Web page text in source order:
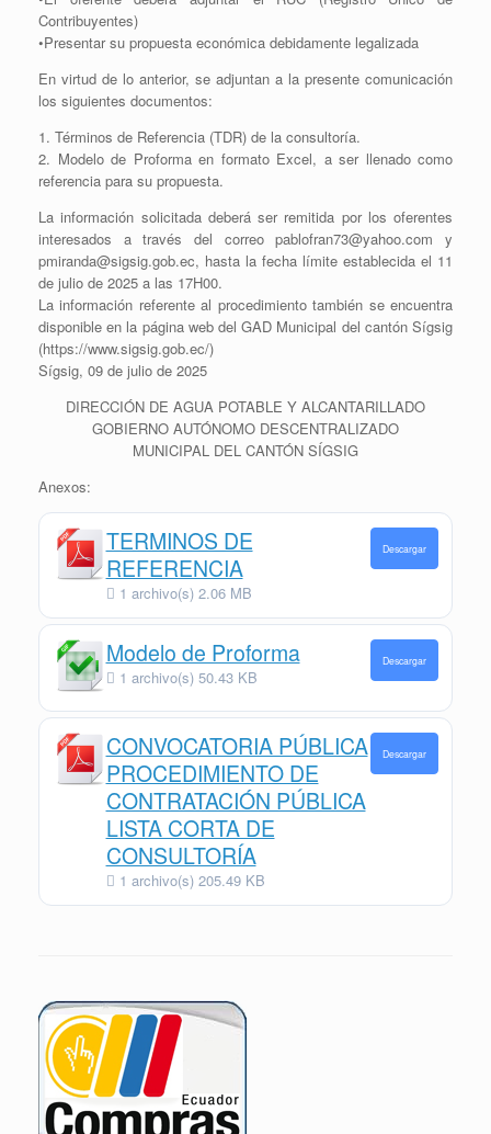
Contribuyentes)
•Presentar su propuesta económica debidamente legalizada
En virtud de lo anterior, se adjuntan a la presente comunicación
los siguientes documentos:
1. Términos de Referencia (TDR) de la consultoría.
2. Modelo de Proforma en formato Excel, a ser llenado como
referencia para su propuesta.
La información solicitada deberá ser remitida por los oferentes
interesados a través del correo pablofran73@yahoo.com y
pmiranda@sigsig.gob.ec, hasta la fecha límite establecida el 11
de julio de 2025 a las 17H00.
La información referente al procedimiento también se encuentra
disponible en la página web del GAD Municipal del cantón Sígsig
(https://www.sigsig.gob.ec/)
Sígsig, 09 de julio de 2025
DIRECCIÓN DE AGUA POTABLE Y ALCANTARILLADO
GOBIERNO AUTÓNOMO DESCENTRALIZADO
MUNICIPAL DEL CANTÓN SÍGSIG
Anexos:
TERMINOS DE
REFERENCIA
1 archivo(s) 2.06 MB
Descargar
Modelo de Proforma
1 archivo(s) 50.43 KB
Descargar
CONVOCATORIA PÚBLICA
PROCEDIMIENTO DE
CONTRATACIÓN PÚBLICA
LISTA CORTA DE
CONSULTORÍA
1 archivo(s) 205.49 KB
Descargar